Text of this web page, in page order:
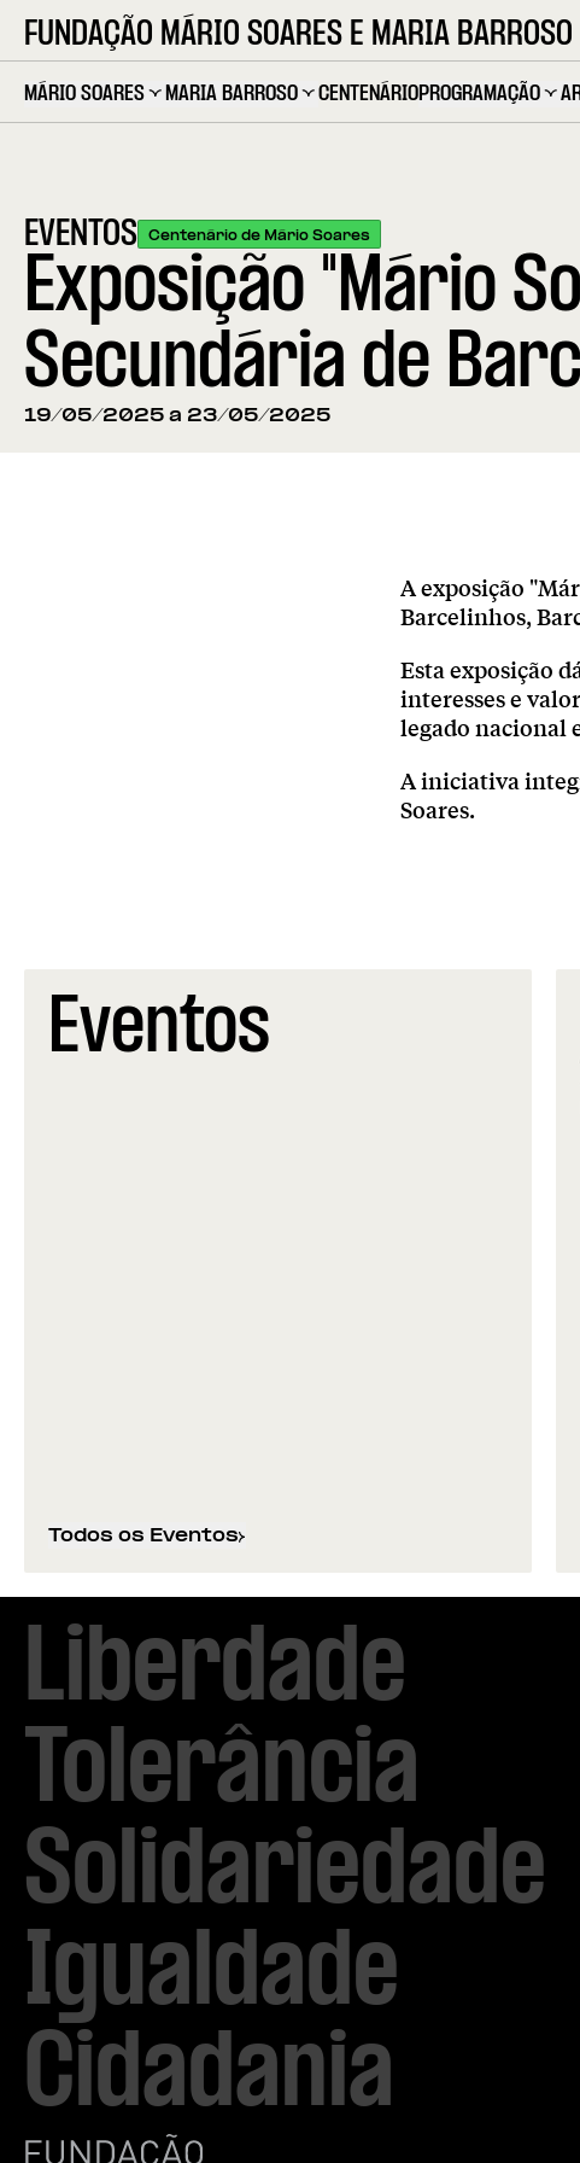
FUNDAÇÃO MÁRIO SOARES E MARIA BARROSO
MÁRIO SOARES MARIA BARROSO CENTENÁRIOPROGRAMAÇÃO
EVENTOS Centenário de Mário Soares
Exposição "Mário
Secundária de
19/05/2025 a 23/05/2025
A exposição
Barcelinhos,
Esta exposição
interesses e
legado nacional
A iniciativa
Soares.
Eventos
Todos os Eventos
Liberdade
Tolerância
Solidariedade
Igualdade
Cidadania